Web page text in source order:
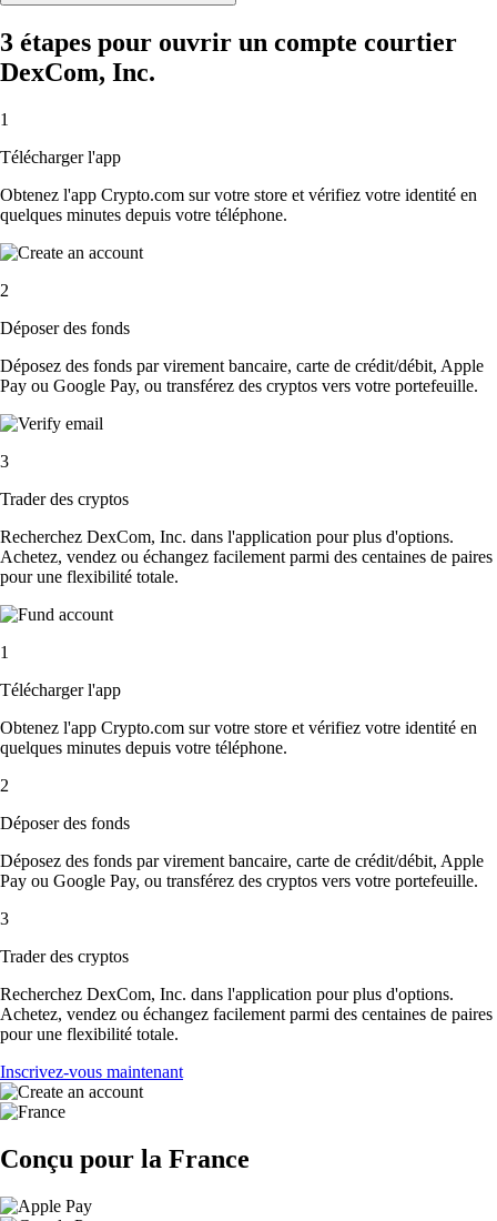
3 étapes pour ouvrir un compte courtier
DexCom, Inc.
1
Télécharger l'app
Obtenez l'app Crypto.com sur votre store et vérifiez votre identité en
quelques minutes depuis votre téléphone.
2
Déposer des fonds
Déposez des fonds par virement bancaire, carte de crédit/débit, Apple
Pay ou Google Pay, ou transférez des cryptos vers votre portefeuille.
3
Trader des cryptos
Recherchez DexCom, Inc. dans l'application pour plus d'options.
Achetez, vendez ou échangez facilement parmi des centaines de paires
pour une flexibilité totale.
1
Télécharger l'app
Obtenez l'app Crypto.com sur votre store et vérifiez votre identité en
quelques minutes depuis votre téléphone.
2
Déposer des fonds
Déposez des fonds par virement bancaire, carte de crédit/débit, Apple
Pay ou Google Pay, ou transférez des cryptos vers votre portefeuille.
3
Trader des cryptos
Recherchez DexCom, Inc. dans l'application pour plus d'options.
Achetez, vendez ou échangez facilement parmi des centaines de paires
pour une flexibilité totale.
Inscrivez-vous maintenant
Conçu pour la France